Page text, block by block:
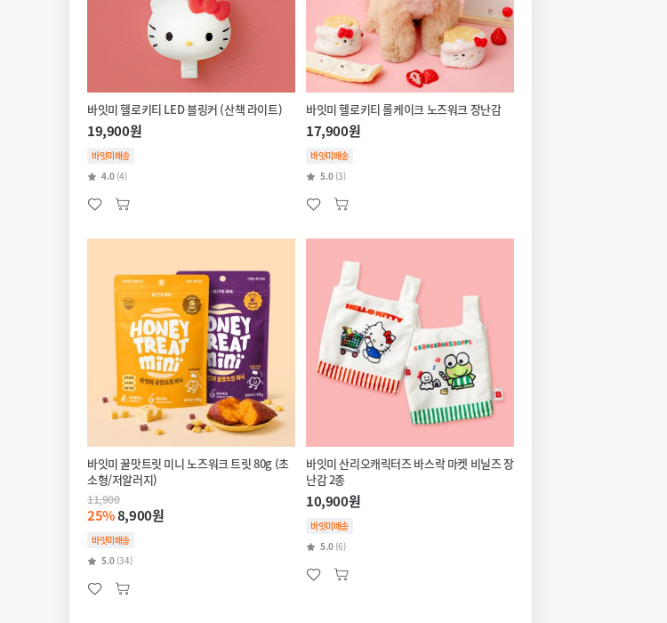
바잇미 헬로키티 LED 블링커 (산책 라이트)
19,900원
바잇미배송
4.0 (4)
바잇미 헬로키티 롤케이크 노즈워크 장난감
17,900원
바잇미배송
5.0 (3)
바잇미 꿀맛트릿 미니 노즈워크 트릿 80g (초
소형/저알러지)
11,900
25%8,900원
바잇미배송
5.0 (34)
바잇미 산리오캐릭터즈 바스락 마켓 비닐즈 장
난감 2종
10,900원
바잇미배송
5.0 (6)